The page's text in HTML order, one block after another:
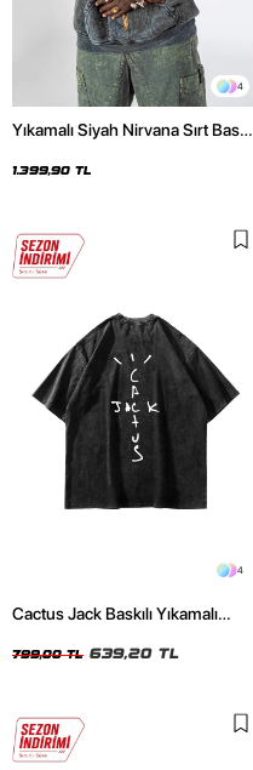
4
Yıkamalı Siyah Nirvana Sırt Baskılı
1.399,90 TL
4
Cactus Jack Baskılı Yıkamalı
799,00 TL 639,20 TL